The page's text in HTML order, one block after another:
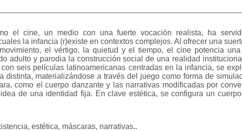
el cine, un medio con una fuerte vocación realista, ha
la infancia (r)existe en contextos complejos. Al ofrecer una
el vértigo, la quietud y el tiempo, el cine potencia
adulto y parodia la construcción social de una realidad
seis películas latinoamericanas centradas en la infancia, se
distinta, materializándose a través del juego como forma de
como el cuerpo danzante y las narrativas modificadas por
de una identidad fija. En clave estética, se configura un
estética, máscaras, narrativas..